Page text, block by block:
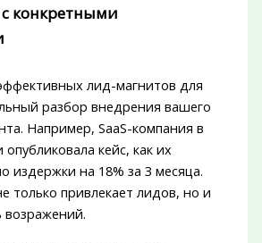
конкретными
лид-магнитов для
разбор внедрения вашего
Например, SaaS-компания в
кейс, как их
издержки на 18% за 3 месяца.
только привлекает лидов, но и
возражений.